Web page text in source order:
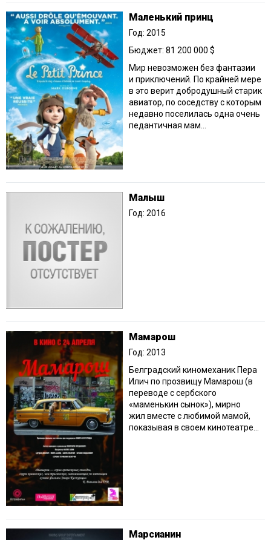
Маленький принц
Год: 2015
Бюджет: 81 200 000 $
Мир невозможен без фантазии
и приключений. По крайней мере
в это верит добродушный старик
авиатор, по соседству с которым
недавно поселилась одна очень
педантичная мам...
Малыш
Год: 2016
Мамарош
Год: 2013
Белградский киномеханик Пера
Илич по прозвищу Мамарош (в
переводе с сербского
«маменькин сынок»), мирно
жил вместе с любимой мамой,
показывая в своем кинотеатре...
Марсианин